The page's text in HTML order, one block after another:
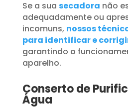
Se a sua secadora não
adequadamente ou
incomuns, nossos
para identificar e
garantindo o
aparelho.
Conserto de
Água